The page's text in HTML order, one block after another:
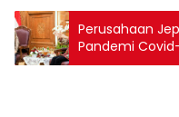
Perusahaan
Pandemi